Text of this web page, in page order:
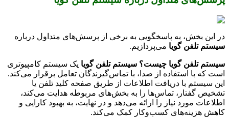
در این بخش، به پاسخگویی به برخی از پرسش‌های متداول درباره
سیستم تلفن گویا می‌پردازیم.
سیستم تلفن گویا چیست؟ سیستم تلفن گویا یک سیستم کامپیوتری
است که با استفاده از صدا، با تماس‌گیرندگان تعامل برقرار می‌کند.
این سیستم با دریافت اطلاعات از طریق صفحه کلید تلفن یا
تشخیص گفتار، تماس‌ها را به بخش‌های مربوطه هدایت می‌کند،
اطلاعات مورد نیاز را ارائه می‌دهد و در نهایت، به بهبود کارایی و
کاهش هزینه‌های کسب‌وکار کمک می‌کند.